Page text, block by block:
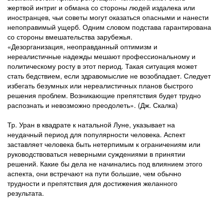
жертвой интриг и обмана со стороны людей издалека или
иностранцев, чьи советы могут оказаться опасными и нанести
непоправимый ущерб. Одним словом подстава гарантирована
со стороны вмешательства зарубежья.
«Дезорганизация, неоправданный оптимизм и
нереалистичные надежды мешают профессиональному и
политическому росту в этот период. Такая ситуация может
стать бедствием, если здравомыслие не возобладает. Следует
избегать безумных или нереалистичных планов быстрого
решения проблем. Возникающие препятствия будет трудно
распознать и невозможно преодолеть». (Дж. Скалка)
Тр. Уран в квадрате к натальной Луне, указывает на
неудачный период для популярности человека. Аспект
заставляет человека быть нетерпимым к ограничениям или
руководствоваться неверными суждениями в принятии
решений. Какие бы дела не начинались под влиянием этого
аспекта, они встречают на пути большие, чем обычно
трудности и препятствия для достижения желанного
результата.